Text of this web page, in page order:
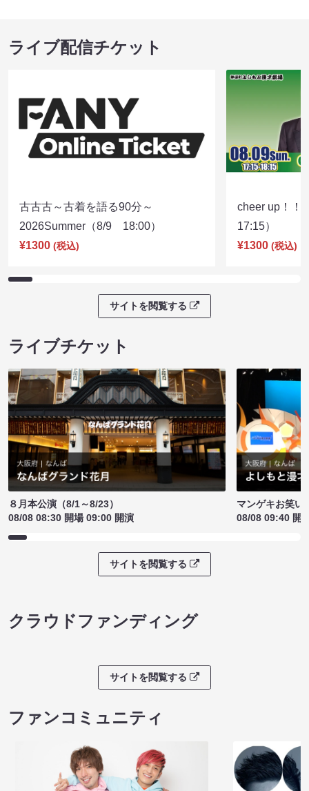
ライブ配信チケット
古古古～古着を語る90分～
2026Summer（8/9 18:00）
¥1300 (税込)
cheer up！
17:15）
¥1300 (税込)
サイトを閲覧する
ライブチケット
８月本公演（8/1～8/23）
08/08 08:30 開場 09:00 開演
マンゲキお笑い
08/08 09:40 開
サイトを閲覧する
クラウドファンディング
サイトを閲覧する
ファンコミュニティ